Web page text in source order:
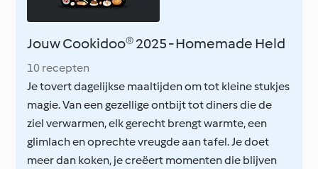
Jouw Cookidoo® 2025 - Homemade Held
10 recepten
Je tovert dagelijkse maaltijden om tot kleine stukjes
magie. Van een gezellige ontbijt tot diners die de
ziel verwarmen, elk gerecht brengt warmte, een
glimlach en oprechte vreugde aan tafel. Je doet
meer dan koken, je creëert momenten die blijven